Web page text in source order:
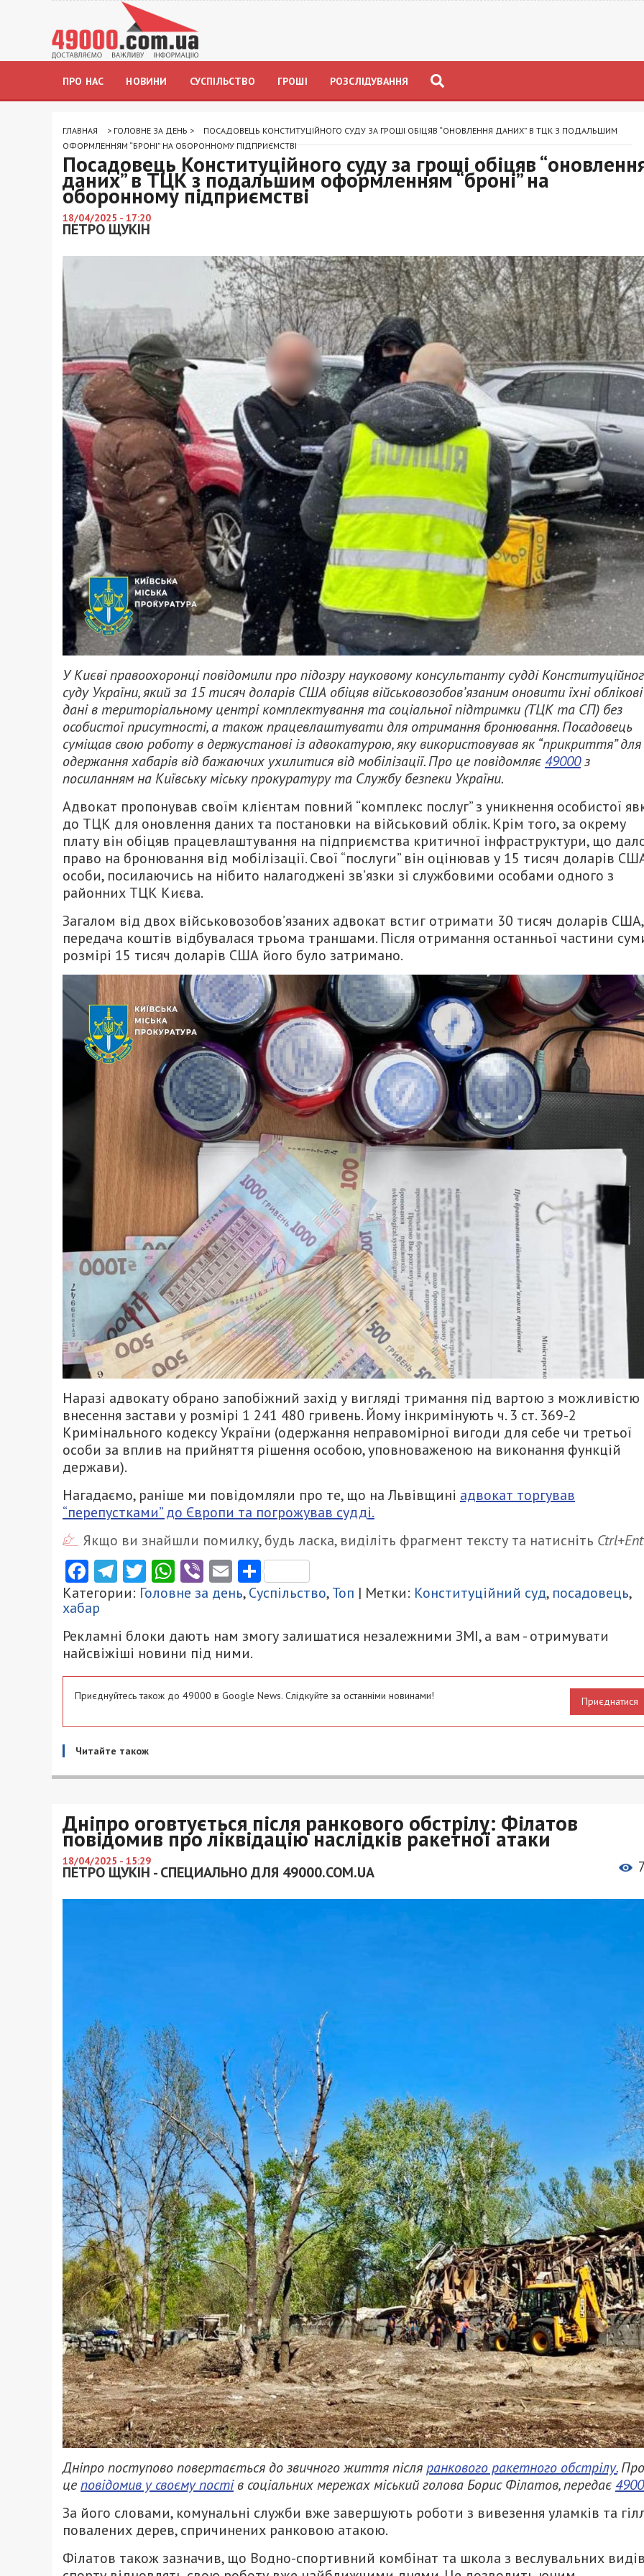
ПРО НАС НОВИНИ СУСПІЛЬСТВО ГРОШІ РОЗСЛІДУВАННЯ
ГЛАВНАЯ > ГОЛОВНЕ ЗА ДЕНЬ >
ПОСАДОВЕЦЬ КОНСТИТУЦІЙНОГО СУДУ ЗА ГРОШІ ОБІЦЯВ “ОНОВЛЕННЯ ДАНИХ” В ТЦК З ПОДАЛЬШИМ
ОФОРМЛЕННЯМ “БРОНІ” НА ОБОРОННОМУ ПІДПРИЄМСТВІ
Посадовець Конституційного суду за гроші обіцяв
даних” в ТЦК з подальшим оформленням “броні” на
оборонному підприємстві
18/04/2025 - 17:20
ПЕТРО ЩУКІН
У Києві правоохоронці повідомили про підозру науковому консультанту судді
суду України, який за 15 тисяч доларів США обіцяв військовозобов’язаним оновити їхні облікові
дані в територіальному центрі комплектування та соціальної підтримки (ТЦК та СП) без
особистої присутності, а також працевлаштувати для отримання бронювання. Посадовець
суміщав свою роботу в держустанові із адвокатурою, яку використовував як “прикриття” для
одержання хабарів від бажаючих ухилитися від мобілізації. Про це повідомляє49000з
посиланням на Київську міську прокуратуру та Службу безпеки України.
Адвокат пропонував своїм клієнтам повний “комплекс послуг” з уникнення особистої
до ТЦК для оновлення даних та постановки на військовий облік. Крім того, за окрему
плату він обіцяв працевлаштування на підприємства критичної інфраструктури, що
право на бронювання від мобілізації. Свої “послуги” він оцінював у 15 тисяч доларів
особи, посилаючись на нібито налагоджені зв’язки зі службовими особами одного з
районних ТЦК Києва.
Загалом від двох військовозобов’язаних адвокат встиг отримати 30 тисяч доларів США,
передача коштів відбувалася трьома траншами. Після отримання останньої частини
розмірі 15 тисяч доларів США його було затримано.
Наразі адвокату обрано запобіжний захід у вигляді тримання під вартою з можливістю
внесення застави у розмірі 1 241 480 гривень. Йому інкримінують ч. 3 ст. 369-2
Кримінального кодексу України (одержання неправомірної вигоди для себе чи третьої
особи за вплив на прийняття рішення особою, уповноваженою на виконання функцій
держави).
Нагадаємо, раніше ми повідомляли про те, що на Львівщині адвокат торгував
“перепустками” до Європи та погрожував судді.
Якщо ви знайшли помилку, будь ласка, виділіть фрагмент тексту та натисніть
Facebook
Telegram
Twitter
WhatsApp
ViberEmailПоділитися
Категории: Головне за день,Суспільство,Топ | Метки: Конституційний суд, посадовець,
хабар
Рекламні блоки дають нам змогу залишатися незалежними ЗМІ, а вам - отримувати
найсвіжіші новини під ними.
Приєднуйтесь також до 49000 в Google News. Слідкуйте за останніми новинами! Приєднатися
Читайте також
Дніпро оговтується після ранкового обстрілу: Філатов
повідомив про ліквідацію наслідків ракетної атаки
18/04/2025 - 15:29
ПЕТРО ЩУКІН - СПЕЦИАЛЬНО ДЛЯ 49000.COM.UA
Дніпро поступово повертається до звичного життя післяранкового ракетного обстрілу.Про
цеповідомив у своєму постів соціальних мережах міський голова Борис Філатов, передає
За його словами, комунальні служби вже завершують роботи з вивезення уламків та
повалених дерев, спричинених ранковою атакою.
Філатов також зазначив, що Водно-спортивний комбінат та школа з веслувальних